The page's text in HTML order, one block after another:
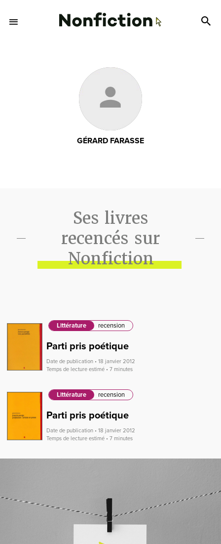
GÉRARD FARASSE
Ses livres
recencés sur
Nonfiction
Littérature recension
Parti pris poétique
Date de publication • 18 janvier 2012
Temps de lecture estimé • 7 minutes
Littérature recension
Parti pris poétique
Date de publication • 18 janvier 2012
Temps de lecture estimé • 7 minutes